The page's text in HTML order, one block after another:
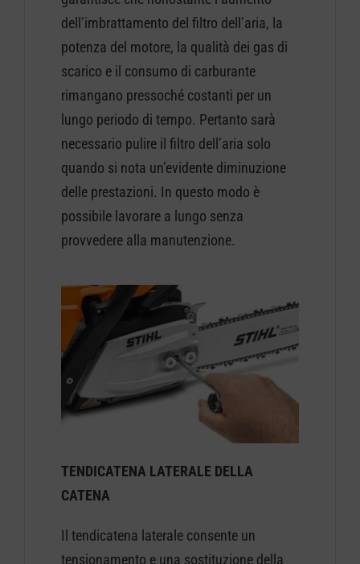
dell’imbrattamento del filtro dell’aria, la
potenza del motore, la qualità dei gas di
scarico e il consumo di carburante
rimangano pressoché costanti per un
lungo periodo di tempo. Pertanto sarà
necessario pulire il filtro dell’aria solo
quando si nota un’evidente diminuzione
delle prestazioni. In questo modo è
possibile lavorare a lungo senza
provvedere alla manutenzione.
TENDICATENA LATERALE DELLA
CATENA
Il tendicatena laterale consente un
tensionamento e una sostituzione della